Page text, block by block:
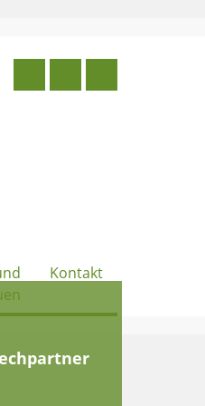
Kontakt